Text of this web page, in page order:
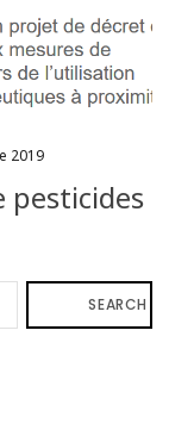
2019
SEARCH